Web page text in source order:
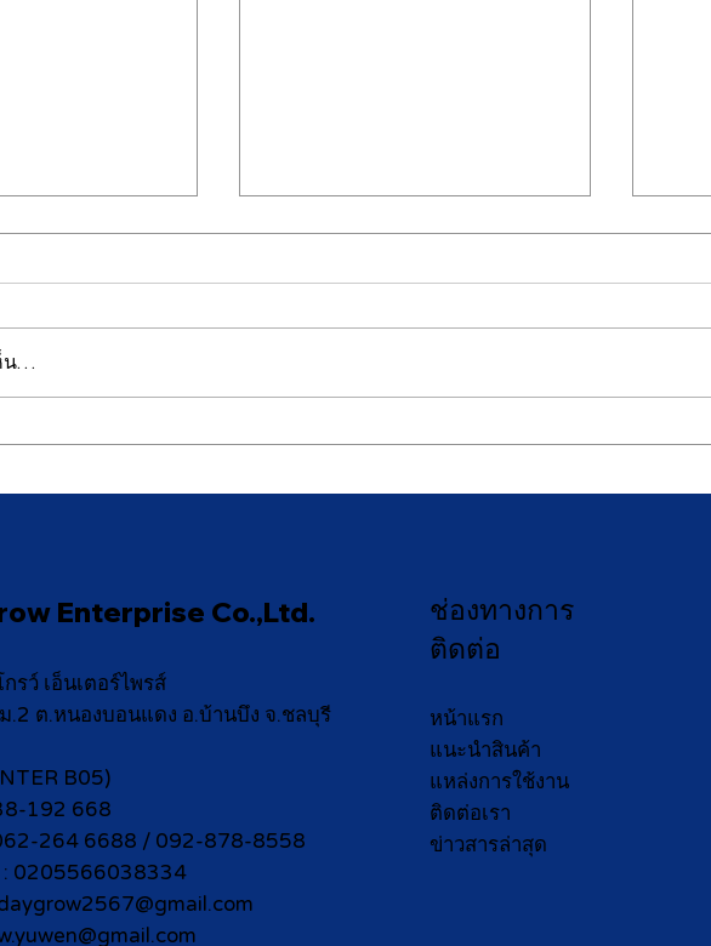
Asia 2025
น…
Enterprise Co.,Ltd.
รว์ เอ็นเตอร์ไพรส์
ต.หนองบอนแดง อ.บ้านบึง จ.ชลบุรี
B05)
192 668
264 6688 / 092-878-8558
: 0205566038334
ช่องทางการ
ติดต่อ
หน้าแรก
แนะนำสินค้า
แหล่งการใช้งาน
ติดต่อเรา
ข่าวสารล่าสุด